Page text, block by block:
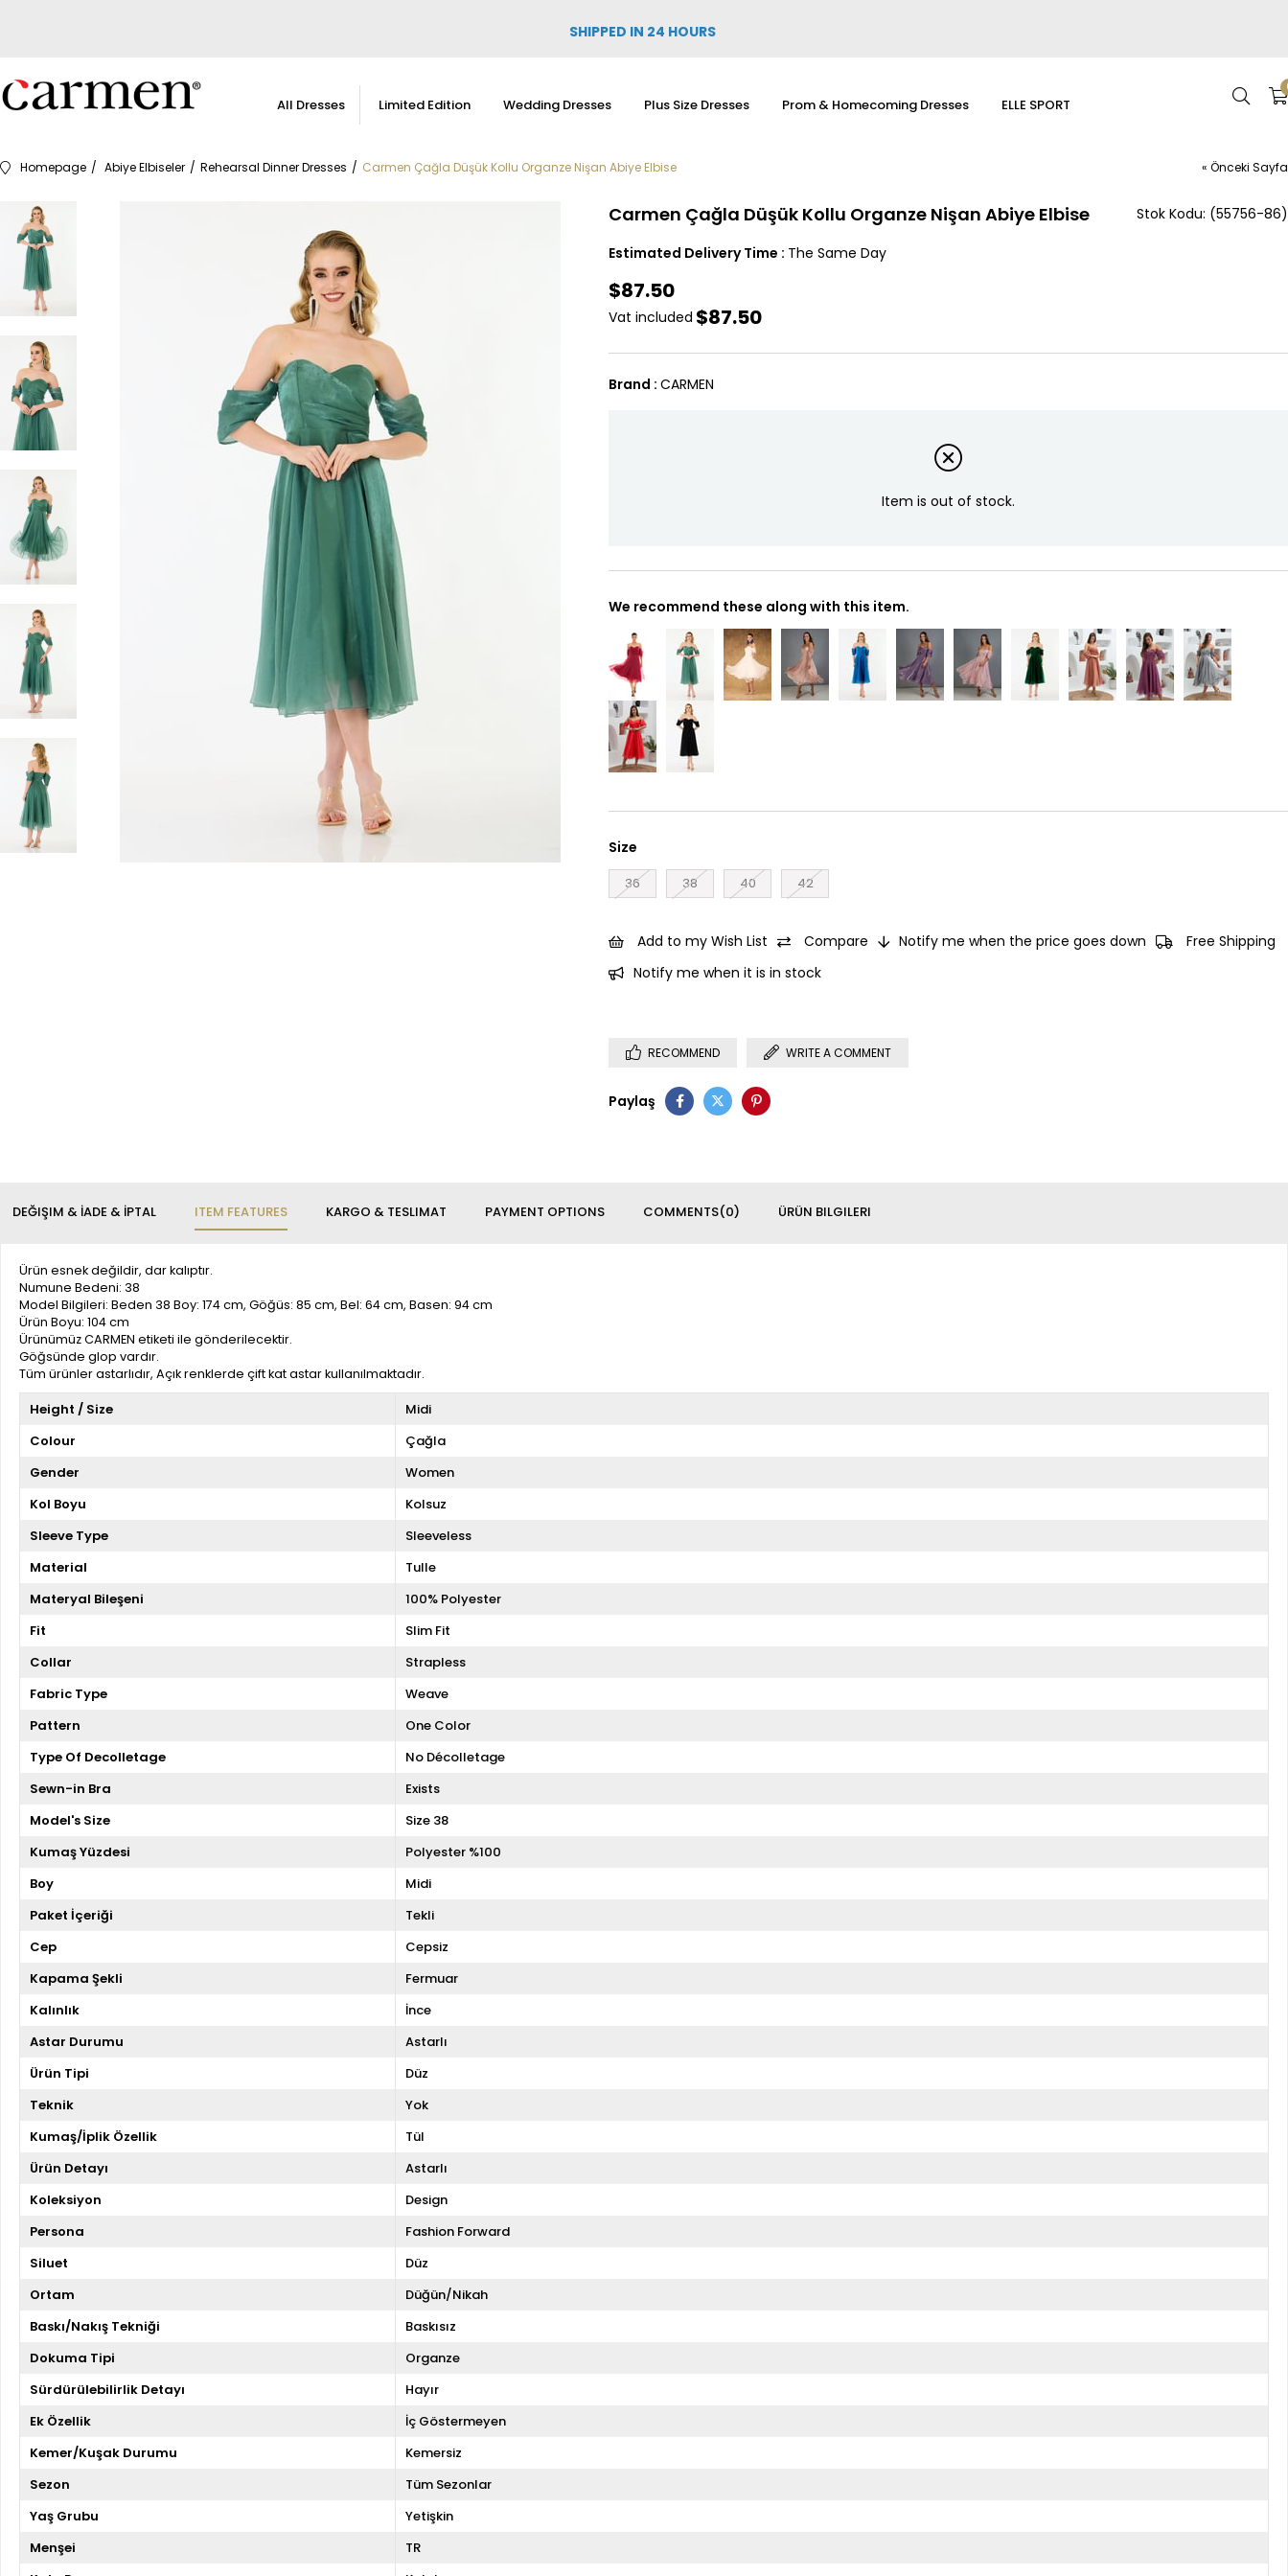
SHIPPED IN 24 HOURS
All Dresses Limited Edition Wedding Dresses Plus Size Dresses Prom & Homecoming Dresses ELLE SPORT
Homepage Abiye Elbiseler Rehearsal Dinner Dresses Carmen Çağla Düşük Kollu Organze Nişan Abiye Elbise « Önceki Sayfa
Carmen Çağla Düşük Kollu Organze Nişan Abiye Elbise (55756-86)
Estimated Delivery Time : The Same Day
$87.50
Vat included $87.50
Brand : CARMEN
Item is out of stock.
We recommend these along with this item.
Size
36 38 40 42
Add to my Wish List Compare Notify me when the price goes down
Free Shipping
Notify me when it is in stock
RECOMMEND WRITE A COMMENT
Paylaş
ITEM FEATURES COMMENTS(0)
PAYMENT OPTIONS ÜRÜN BILGILERI
DEĞIŞIM & İADE & İPTAL KARGO & TESLIMAT
Ürün esnek değildir, dar kalıptır.
Numune Bedeni: 38
Model Bilgileri: Beden 38 Boy: 174 cm, Göğüs: 85 cm, Bel: 64 cm, Basen: 94 cm
Ürün Boyu: 104 cm
Ürünümüz CARMEN etiketi ile gönderilecektir.
Göğsünde glop vardır.
Tüm ürünler astarlıdır, Açık renklerde çift kat astar kullanılmaktadır.
Height / Size
Midi
Colour
Çağla
Gender
Women
Kol Boyu
Kolsuz
Sleeve Type
Sleeveless
Material
Tulle
Materyal Bileşeni
100% Polyester
Fit
Slim Fit
Collar
Strapless
Fabric Type
Weave
Pattern
One Color
Type Of Decolletage
No Décolletage
Sewn-in Bra
Exists
Model's Size
Size 38
Kumaş Yüzdesi
Polyester %100
Boy
Midi
Paket İçeriği
Tekli
Cep
Cepsiz
Kapama Şekli
Fermuar
Kalınlık
İnce
Astar Durumu
Astarlı
Ürün Tipi
Düz
Teknik
Yok
Kumaş/İplik Özellik
Tül
Ürün Detayı
Astarlı
Koleksiyon
Design
Persona
Fashion Forward
Siluet
Düz
Ortam
Düğün/Nikah
Baskı/Nakış Tekniği
Baskısız
Dokuma Tipi
Organze
Sürdürülebilirlik Detayı
Hayır
Ek Özellik
İç Göstermeyen
Kemer/Kuşak Durumu
Kemersiz
Sezon
Tüm Sezonlar
Yaş Grubu
Yetişkin
Menşei
TR